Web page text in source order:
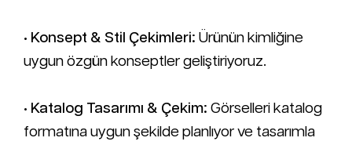
• Konsept & Stil Çekimleri: Ürünün kimliğine
uygun özgün konseptler geliştiriyoruz.
• Katalog Tasarımı & Çekim: Görselleri katalog
formatına uygun şekilde planlıyor ve tasarımla